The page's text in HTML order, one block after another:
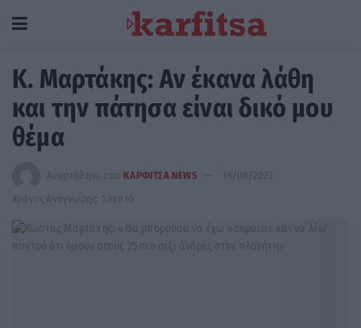
Κ. Μαρτάκης: Αν έκανα λάθη
και την πάτησα είναι δικό μου
θέμα
Αναρτήθηκε από ΚΑΡΦΙΤΣΑ NEWS
16/08/2023
Χρόνος Ανάγνωσης: 1 λεπτό